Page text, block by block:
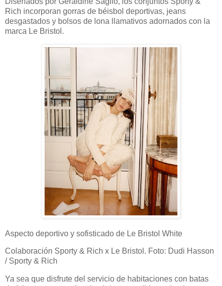
Rich incorporan gorras de béisbol deportivas, jeans
desgastados y bolsos de lona llamativos adornados con la
marca Le Bristol.
Aspecto deportivo y sofisticado de Le Bristol White
Colaboración Sporty & Rich x Le Bristol. Foto: Dudi Hasson
/ Sporty & Rich
Ya sea que disfrute del servicio de habitaciones con batas